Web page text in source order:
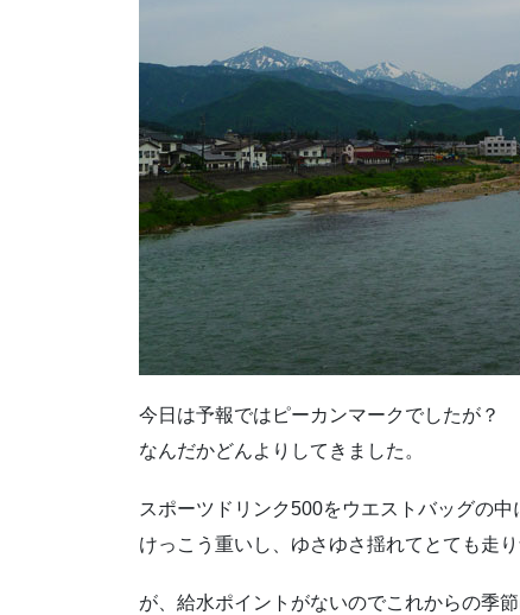
今日は予報ではピーカンマークでしたが？
なんだかどんよりしてきました。
スポーツドリンク500をウエストバッグの中
けっこう重いし、ゆさゆさ揺れてとても走り
が、給水ポイントがないのでこれからの季